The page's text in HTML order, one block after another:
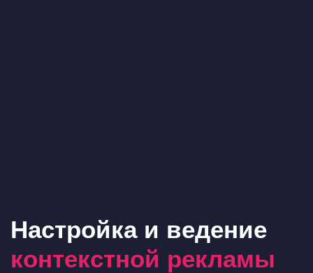
Настройка и ведение
контекстной рекламы